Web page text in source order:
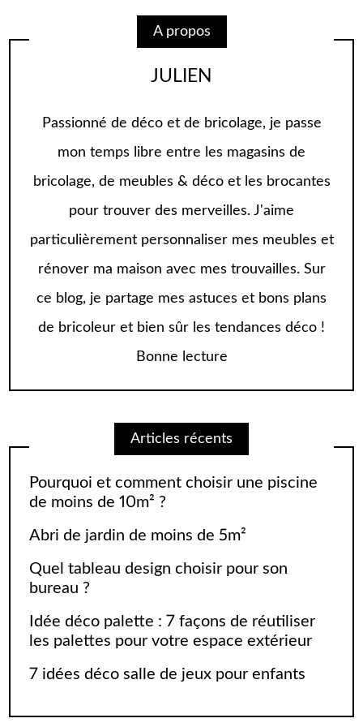
A propos
JULIEN
Passionné de déco et de bricolage, je passe
mon temps libre entre les magasins de
bricolage, de meubles & déco et les brocantes
pour trouver des merveilles. J'aime
particulièrement personnaliser mes meubles et
rénover ma maison avec mes trouvailles. Sur
ce blog, je partage mes astuces et bons plans
de bricoleur et bien sûr les tendances déco !
Bonne lecture
Articles récents
Pourquoi et comment choisir une piscine
de moins de 10m² ?
Abri de jardin de moins de 5m²
Quel tableau design choisir pour son
bureau ?
Idée déco palette : 7 façons de réutiliser
les palettes pour votre espace extérieur
7 idées déco salle de jeux pour enfants